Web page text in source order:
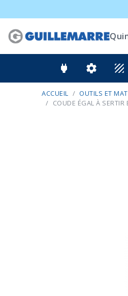
power settings texture
ACCUEIL OUTILS ET
COUDE ÉGAL À